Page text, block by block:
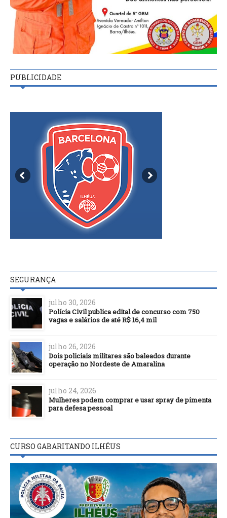
PUBLICIDADE
SEGURANÇA
julho 30, 2026
Polícia Civil publica edital de concurso com 750
vagas e salários de até R$ 16,4 mil
julho 26, 2026
Dois policiais militares são baleados durante
operação no Nordeste de Amaralina
julho 24, 2026
Mulheres podem comprar e usar spray de pimenta
para defesa pessoal
CURSO GABARITANDO ILHÉUS